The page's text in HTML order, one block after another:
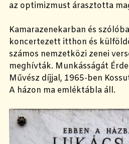
az optimizmust árasztotta
Kamarazenekarban és
koncertezett itthon és
számos nemzetközi zenei
meghívták. Munkásságát
Művész díjjal, 1965-ben
A házon ma emléktábla áll.